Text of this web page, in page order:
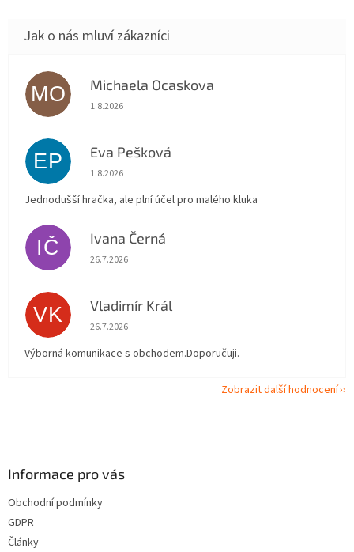
MO Michaela Ocaskova
Hodnocení obchodu je 5 z 5 hvězdiček.
1.8.2026
EP Eva Pešková
Hodnocení obchodu je 5 z 5 hvězdiček.
1.8.2026
Jednodušší hračka, ale plní účel pro malého kluka
IČ Ivana Černá
Hodnocení obchodu je 5 z 5 hvězdiček.
26.7.2026
VK Vladimír Král
Hodnocení obchodu je 5 z 5 hvězdiček.
26.7.2026
Výborná komunikace s obchodem.Doporučuji.
Zobrazit další hodnocení
Informace pro vás
Obchodní podmínky
GDPR
Články